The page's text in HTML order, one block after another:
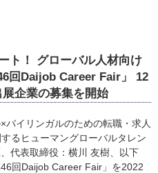
ト！ グローバル人材向け
回Daijob Career Fair」 12
企業の募集を開始
イリンガルのための転職・求人
るヒューマングローバルタレン
代表取締役：横川 友樹、以下
回Daijob Career Fair」を2022